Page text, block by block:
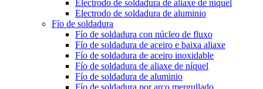
Electrodo de soldadura de aliaxe de níquel
Electrodo de soldadura de aluminio
Fío de soldadura
Fío de soldadura con núcleo de fluxo
Fío de soldadura de aceiro e baixa aliaxe
Fío de soldadura de aceiro inoxidable
Fío de soldadura de aliaxe de níquel
Fío de soldadura de aluminio
Fío de soldadura por arco mergullado